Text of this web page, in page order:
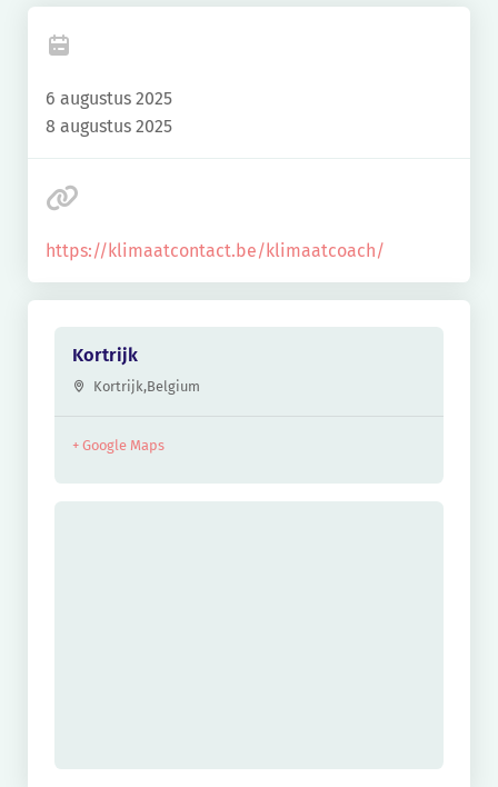
6 augustus 2025
8 augustus 2025
https://klimaatcontact.be/klimaatcoach/
Kortrijk
Kortrijk,Belgium
+ Google Maps